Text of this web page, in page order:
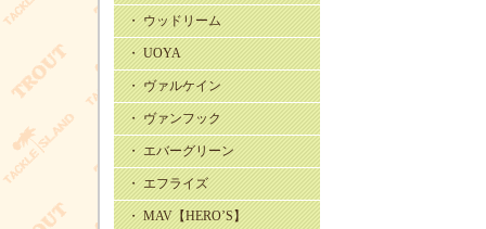
・ ウッドリーム
・ UOYA
・ ヴァルケイン
・ ヴァンフック
・ エバーグリーン
・ エフライズ
・ MAV【HERO’S】